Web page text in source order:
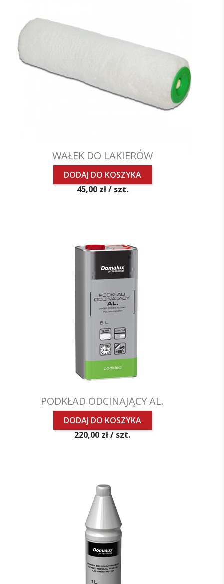
WAŁEK DO LAKIERÓW
DODAJ DO KOSZYKA
Cena
45,00 zł / szt.
PODKŁAD ODCINAJĄCY AL.
DODAJ DO KOSZYKA
Cena
220,00 zł / szt.